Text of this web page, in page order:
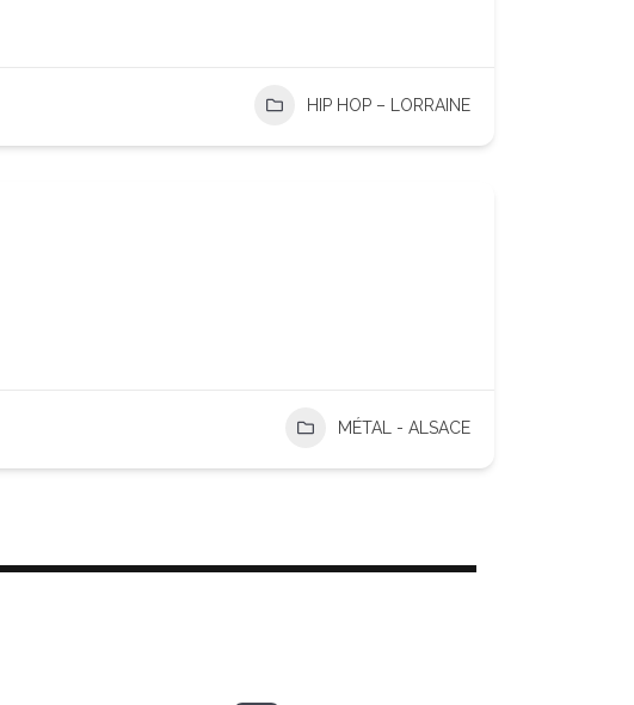
HIP HOP – LORRAINE
MÉTAL - ALSACE